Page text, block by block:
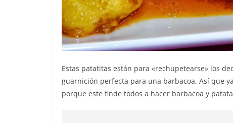
Estas patatitas están para «rechupetearse» los
guarnición perfecta para una barbacoa. Así que
porque este finde todos a hacer barbacoa y